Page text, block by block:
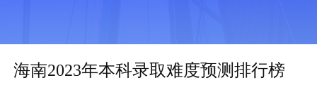
海南2023年本科录取难度预测排行榜